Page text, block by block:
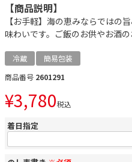
【商品説明】
【お手軽】海の恵みならではの
味わいです。ご飯のお供やお酒の
冷蔵
簡易包装
商品番号 2601291
¥3,780税込
着日指定